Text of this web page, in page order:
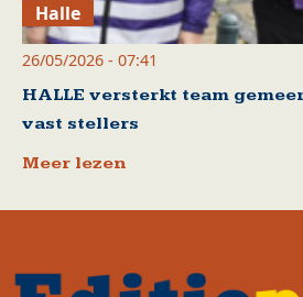
Halle
26/05/2026 - 07:41
HALLE versterkt team
vast stellers
Meer lezen